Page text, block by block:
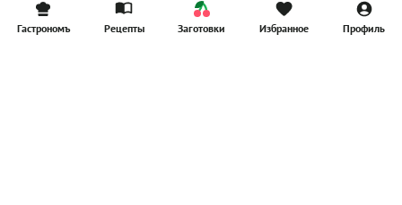
Гастрономъ Рецепты Заготовки Избранное Профиль